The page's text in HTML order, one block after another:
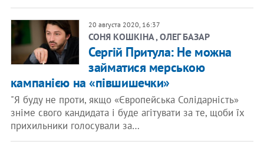
20 августа 2020, 16:37
СОНЯ КОШКІНА , ОЛЕГ БАЗАР
Сергій Притула: Не можна
займатися мерською
кампанією на «півшишечки»
"Я буду не проти, якщо «Європейська Солідарність»
зніме свого кандидата і буде агітувати за те, щоби їх
прихильники голосували за…